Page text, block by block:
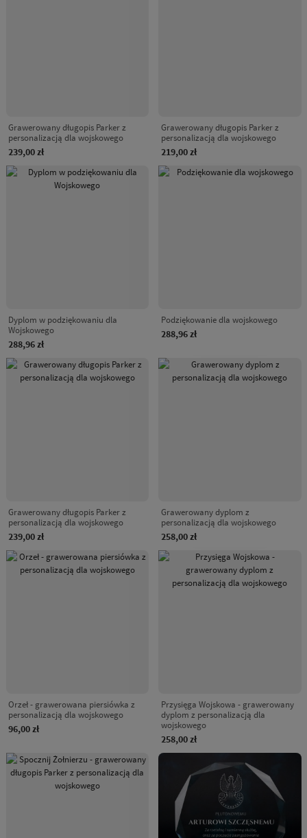
Grawerowany długopis Parker z
personalizacją dla wojskowego
239,00 zł
Grawerowany długopis Parker z
personalizacją dla wojskowego
219,00 zł
Dyplom w podziękowaniu dla
Wojskowego
288,96 zł
Podziękowanie dla wojskowego
288,96 zł
Grawerowany długopis Parker z
personalizacją dla wojskowego
239,00 zł
Grawerowany dyplom z
personalizacją dla wojskowego
258,00 zł
Orzeł - grawerowana piersiówka z
personalizacją dla wojskowego
96,00 zł
Przysięga Wojskowa - grawerowany
dyplom z personalizacją dla
wojskowego
258,00 zł